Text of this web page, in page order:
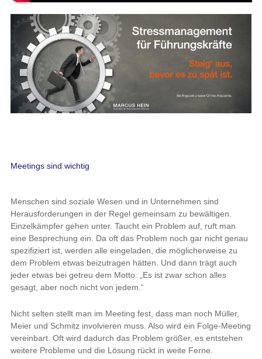
Meetings sind wichtig
Menschen sind soziale Wesen und in Unternehmen sind
Herausforderungen in der Regel gemeinsam zu bewältigen.
Einzelkämpfer gehen unter. Taucht ein Problem auf, ruft man
eine Besprechung ein. Da oft das Problem noch gar nicht genau
spezifiziert ist, werden alle eingeladen, die möglicherweise zu
dem Problem etwas beizutragen hätten. Und dann trägt auch
jeder etwas bei getreu dem Motto: „Es ist zwar schon alles
gesagt, aber noch nicht von jedem.“
Nicht selten stellt man im Meeting fest, dass man noch Müller,
Meier und Schmitz involvieren muss. Also wird ein Folge-Meeting
vereinbart. Oft wird dadurch das Problem größer, es entstehen
weitere Probleme und die Lösung rückt in weite Ferne.